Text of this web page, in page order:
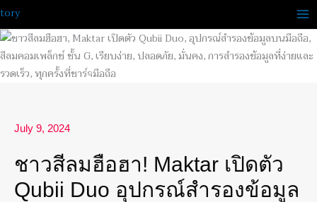
Skip
to
content
July 9, 2024
ชาวสีลมฮือฮา! Maktar เปิดตัว
Qubii Duo อุปกรณ์สำรองข้อมูล